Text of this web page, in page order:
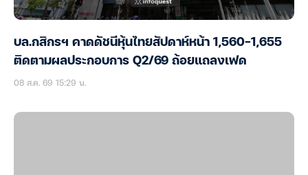
บล.กสิกรฯ คาดดัชนีหุ้นไทยสัปดาห์หน้า 1,560-1,655
ติดตามผลประกอบการ Q2/69 ถ้อยแถลงเฟด
08 ส.ค. 69 15:29 น.